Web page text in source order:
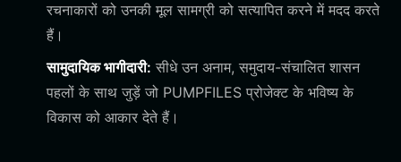
रचनाकारों को उनकी मूल सामग्री को सत्यापित करने में मदद करते
हैं।
सामुदायिक भागीदारी: सीधे उन अनाम, समुदाय-संचालित शासन
पहलों के साथ जुड़ें जो PUMPFILES प्रोजेक्ट के भविष्य के
विकास को आकार देते हैं।